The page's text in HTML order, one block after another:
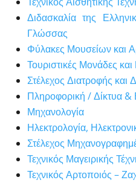
Διδασκαλία της
Γλώσσας
Φύλακες Μουσείων και
Τουριστικές Μονάδες και
Στέλεχος Διατροφής και
Πληροφορική / Δίκτυα &
Μηχανολογία
Ηλεκτρολογία,
Στέλεχος
Τεχνικός Μαγειρικής
Τεχνικός Αρτοποιός –